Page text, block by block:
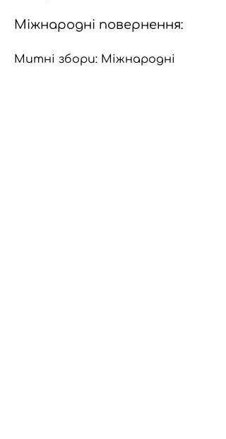
Міжнародні повернення:
Митні збори: Міжнародні